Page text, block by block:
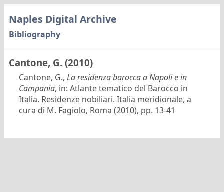
Naples Digital Archive
Bibliography
Cantone, G. (2010)
Cantone, G., La residenza barocca a Napoli e in
Campania, in: Atlante tematico del Barocco in
Italia. Residenze nobiliari. Italia meridionale, a
cura di M. Fagiolo, Roma (2010), pp. 13-41